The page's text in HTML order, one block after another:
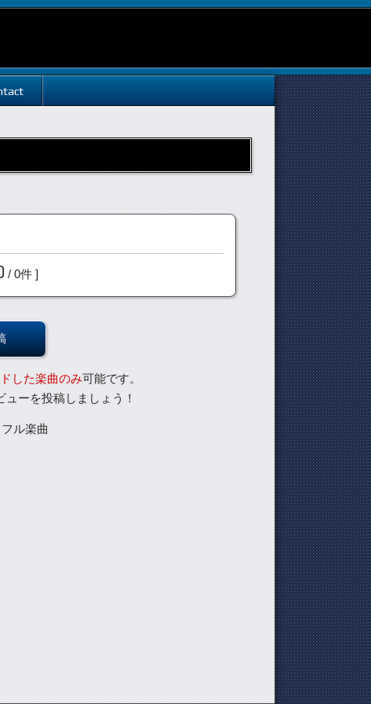
/ 0件 ]
した楽曲のみ可能です。
ーを投稿しましょう！
フル楽曲